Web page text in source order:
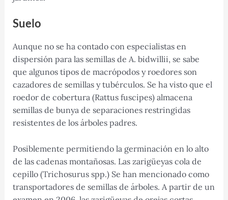
Suelo
Aunque no se ha contado con especialistas en
dispersión para las semillas de A. bidwillii, se sabe
que algunos tipos de macrópodos y roedores son
cazadores de semillas y tubérculos. Se ha visto que el
roedor de cobertura (Rattus fuscipes) almacena
semillas de bunya de separaciones restringidas
resistentes de los árboles padres.
Posiblemente permitiendo la germinación en lo alto
de las cadenas montañosas. Las zarigüeyas cola de
cepillo (Trichosurus spp.) Se han mencionado como
transportadores de semillas de árboles. A partir de un